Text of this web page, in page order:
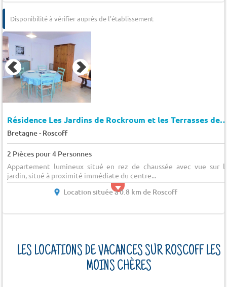
Disponibilité à vérifier auprès de l'établissement
Résidence Les Jardins de Rockroum et les
Bretagne- Roscoff
2 Pièces pour 4 Personnes
Appartement lumineux situé en rez de chaussée avec vue sur
jardin, situé à proximité immédiate du centre...
Location située à 0.8 km de Roscoff
LES LOCATIONS DE VACANCES SUR ROSCOFF LES
MOINS CHÈRES